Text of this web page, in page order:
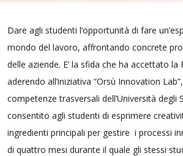
Dare agli studenti l’opportunità di fare
mondo del lavoro, affrontando concrete
delle aziende. E’ la sfida che ha accettato la
aderendo all’iniziativa “Orsù Innovation
competenze trasversali dell’Università degli
consentito agli studenti di esprimere
ingredienti principali per gestire i processi
di quattro mesi durante il quale gli stessi